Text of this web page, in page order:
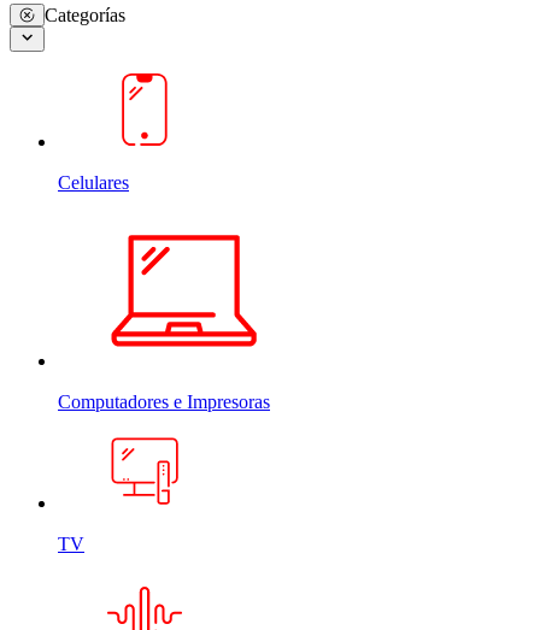
Categorías
Celulares
Computadores e Impresoras
TV